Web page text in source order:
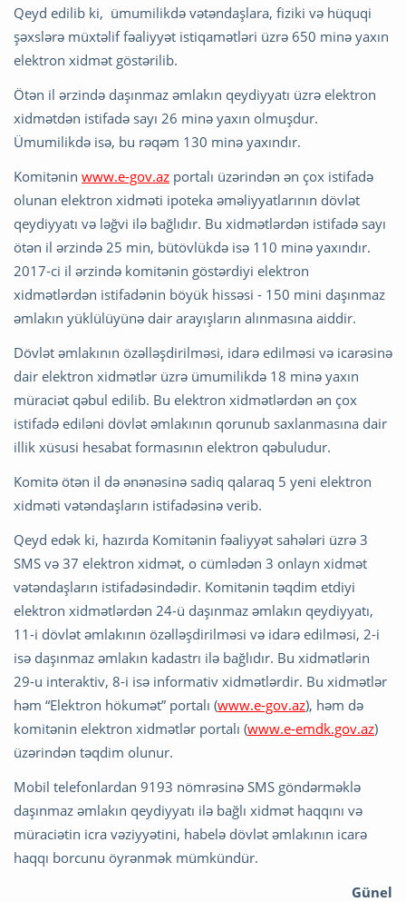
Qeyd edilib ki, ümumilikdə vətəndaşlara, fiziki və hüquqi
şəxslərə müxtəlif fəaliyyət istiqamətləri üzrə 650 minə yaxın
elektron xidmət göstərilib.
Ötən il ərzində daşınmaz əmlakın qeydiyyatı üzrə elektron
xidmətdən istifadə sayı 26 minə yaxın olmuşdur.
Ümumilikdə isə, bu rəqəm 130 minə yaxındır.
Komitənin www.e-gov.az portalı üzərindən ən çox istifadə
olunan elektron xidməti ipoteka əməliyyatlarının dövlət
qeydiyyatı və ləğvi ilə bağlıdır. Bu xidmətlərdən istifadə sayı
ötən il ərzində 25 min, bütövlükdə isə 110 minə yaxındır.
2017-ci il ərzində komitənin göstərdiyi elektron
xidmətlərdən istifadənin böyük hissəsi - 150 mini daşınmaz
əmlakın yüklülüyünə dair arayışların alınmasına aiddir.
Dövlət əmlakının özəlləşdirilməsi, idarə edilməsi və icarəsinə
dair elektron xidmətlər üzrə ümumilikdə 18 minə yaxın
müraciət qəbul edilib. Bu elektron xidmətlərdən ən çox
istifadə ediləni dövlət əmlakının qorunub saxlanmasına dair
illik xüsusi hesabat formasının elektron qəbuludur.
Komitə ötən il də ənənəsinə sadiq qalaraq 5 yeni elektron
xidməti vətəndaşların istifadəsinə verib.
Qeyd edək ki, hazırda Komitənin fəaliyyət sahələri üzrə 3
SMS və 37 elektron xidmət, o cümlədən 3 onlayn xidmət
vətəndaşların istifadəsindədir. Komitənin təqdim etdiyi
elektron xidmətlərdən 24-ü daşınmaz əmlakın qeydiyyatı,
11-i dövlət əmlakının özəlləşdirilməsi və idarə edilməsi, 2-i
isə daşınmaz əmlakın kadastrı ilə bağlıdır. Bu xidmətlərin
29-u interaktiv, 8-i isə informativ xidmətlərdir. Bu xidmətlər
həm “Elektron hökumət” portalı (www.e-gov.az), həm də
komitənin elektron xidmətlər portalı (www.e-emdk.gov.az)
üzərindən təqdim olunur.
Mobil telefonlardan 9193 nömrəsinə SMS göndərməklə
daşınmaz əmlakın qeydiyyatı ilə bağlı xidmət haqqını və
müraciətin icra vəziyyətini, habelə dövlət əmlakının icarə
haqqı borcunu öyrənmək mümkündür.
Günel